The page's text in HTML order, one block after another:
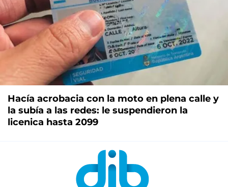
Hacía acrobacia con la moto en plena calle y
la subía a las redes: le suspendieron la
licenica hasta 2099